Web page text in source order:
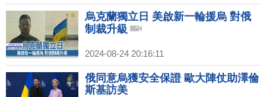
烏克蘭獨立日 美啟新一輪援烏 對俄
制裁升級
2024-08-24 20:16:11
俄同意烏獲安全保證 歐大陣仗助澤倫
斯基訪美